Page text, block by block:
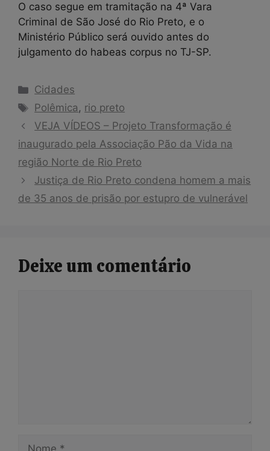
O caso segue em tramitação na 4ª Vara
Criminal de São José do Rio Preto, e o
Ministério Público será ouvido antes do
julgamento do habeas corpus no TJ-SP.
Categorias
Cidades
Tags
Polêmica , rio preto
VEJA VÍDEOS – Projeto Transformação é
inaugurado pela Associação Pão da Vida na
região Norte de Rio Preto
Justiça de Rio Preto condena homem a mais
de 35 anos de prisão por estupro de vulnerável
Deixe um comentário
Nome